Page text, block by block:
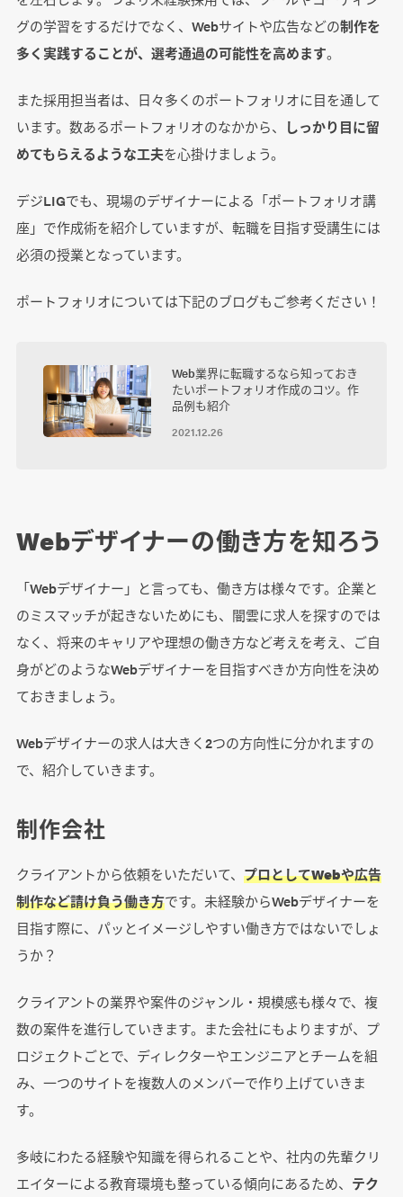
グの学習をするだけでなく、Webサイトや広告などの制作を
多く実践することが、選考通過の可能性を高めます。
また採用担当者は、日々多くのポートフォリオに目を通して
います。数あるポートフォリオのなかから、
しっかり目に留
めてもらえるような工夫を心掛けましょう。
デジLIGでも、現場のデザイナーによる「ポートフォリオ講
座」で作成術を紹介していますが、転職を目指す受講生には
必須の授業となっています。
ポートフォリオについては下記のブログもご参考ください！
Web業界に転職するなら知っておき
たいポートフォリオ作成のコツ。作
品例も紹介
2021.12.26
Webデザイナーの働き方を知ろう
「Webデザイナー」と言っても、働き方は様々です。企業と
のミスマッチが起きないためにも、闇雲に求人を探すのでは
なく、将来のキャリアや理想の働き方など考えを考え、ご自
身がどのようなWebデザイナーを目指すべきか方向性を決め
ておきましょう。
Webデザイナーの求人は大きく2つの方向性に分かれますの
で、紹介していきます。
制作会社
クライアントから依頼をいただいて、 プロとしてWebや広告
制作など請け負う働き方です。未経験からWebデザイナーを
目指す際に、パッとイメージしやすい働き方ではないでしょ
うか？
クライアントの業界や案件のジャンル・規模感も様々で、複
数の案件を進行していきます。また会社にもよりますが、プ
ロジェクトごとで、ディレクターやエンジニアとチームを組
み、一つのサイトを複数人のメンバーで作り上げていきま
す。
多岐にわたる経験や知識を得られることや、社内の先輩クリ
エイターによる教育環境も整っている傾向にあるため、 テク